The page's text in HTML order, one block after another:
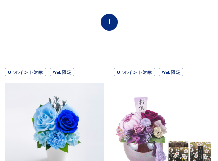
1
OPポイント対象 Web限定 OPポイント対象 Web限定